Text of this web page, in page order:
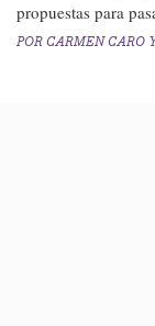
propuestas para
POR CARMEN CARO